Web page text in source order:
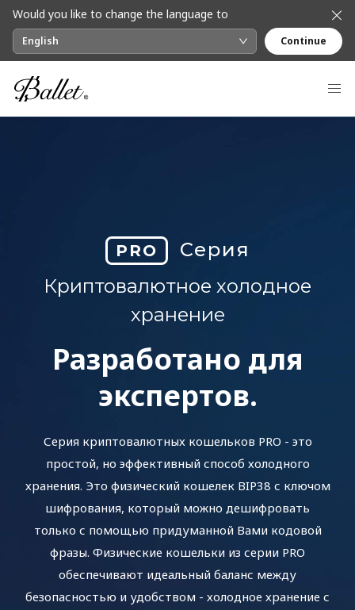
Would you like to change the language to
English Continue
PRO
Серия
Криптовалютное холодное
хранение
Разработано для
экспертов.
Серия криптовалютных кошельков PRO - это
простой, но эффективный способ холодного
хранения. Это физический кошелек BIP38 с ключом
шифрования, который можно дешифровать
только с помощью придуманной Вами кодовой
фразы. Физические кошельки из серии PRO
обеспечивают идеальный баланс между
безопасностью и удобством - холодное хранение с